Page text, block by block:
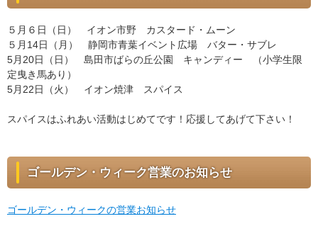
５月６日（日） イオン市野 カスタード・ムーン
５月14日（月） 静岡市青葉イベント広場 バター・サブレ
5月20日（日） 島田市ばらの丘公園 キャンディー （小学生限
定曳き馬あり）
5月22日（火） イオン焼津 スパイス
スパイスはふれあい活動はじめてです！応援してあげて下さい！
ゴールデン・ウィーク営業のお知らせ
ゴールデン・ウィークの営業お知らせ